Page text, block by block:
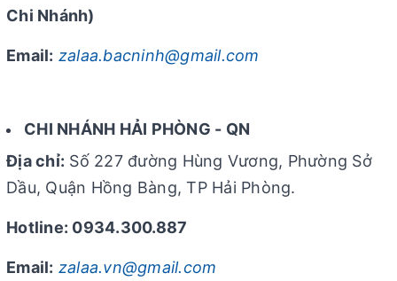
Chi Nhánh)
Email: zalaa.bacninh@gmail.com
CHI NHÁNH HẢI PHÒNG - QN
Địa chỉ: Số 227 đường Hùng Vương, Phường Sở
Dầu, Quận Hồng Bàng, TP Hải Phòng.
Hotline: 0934.300.887
Email: zalaa.vn@gmail.com